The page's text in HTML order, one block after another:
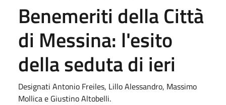
Benemeriti della Città
di Messina: l'esito
della seduta di ieri
Designati Antonio Freiles, Lillo Alessandro, Massimo
Mollica e Giustino Altobelli.